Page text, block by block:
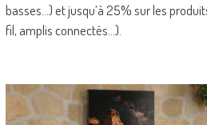
basses…) et jusqu’à 25% sur les
fil, amplis connectés…).